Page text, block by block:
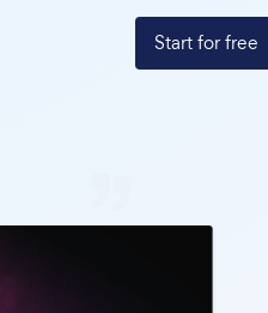
Start for free